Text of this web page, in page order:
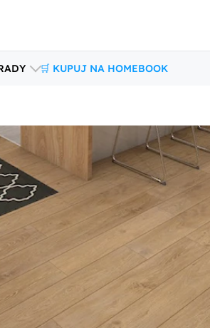
🛒 KUPUJ NA HOMEBOOK